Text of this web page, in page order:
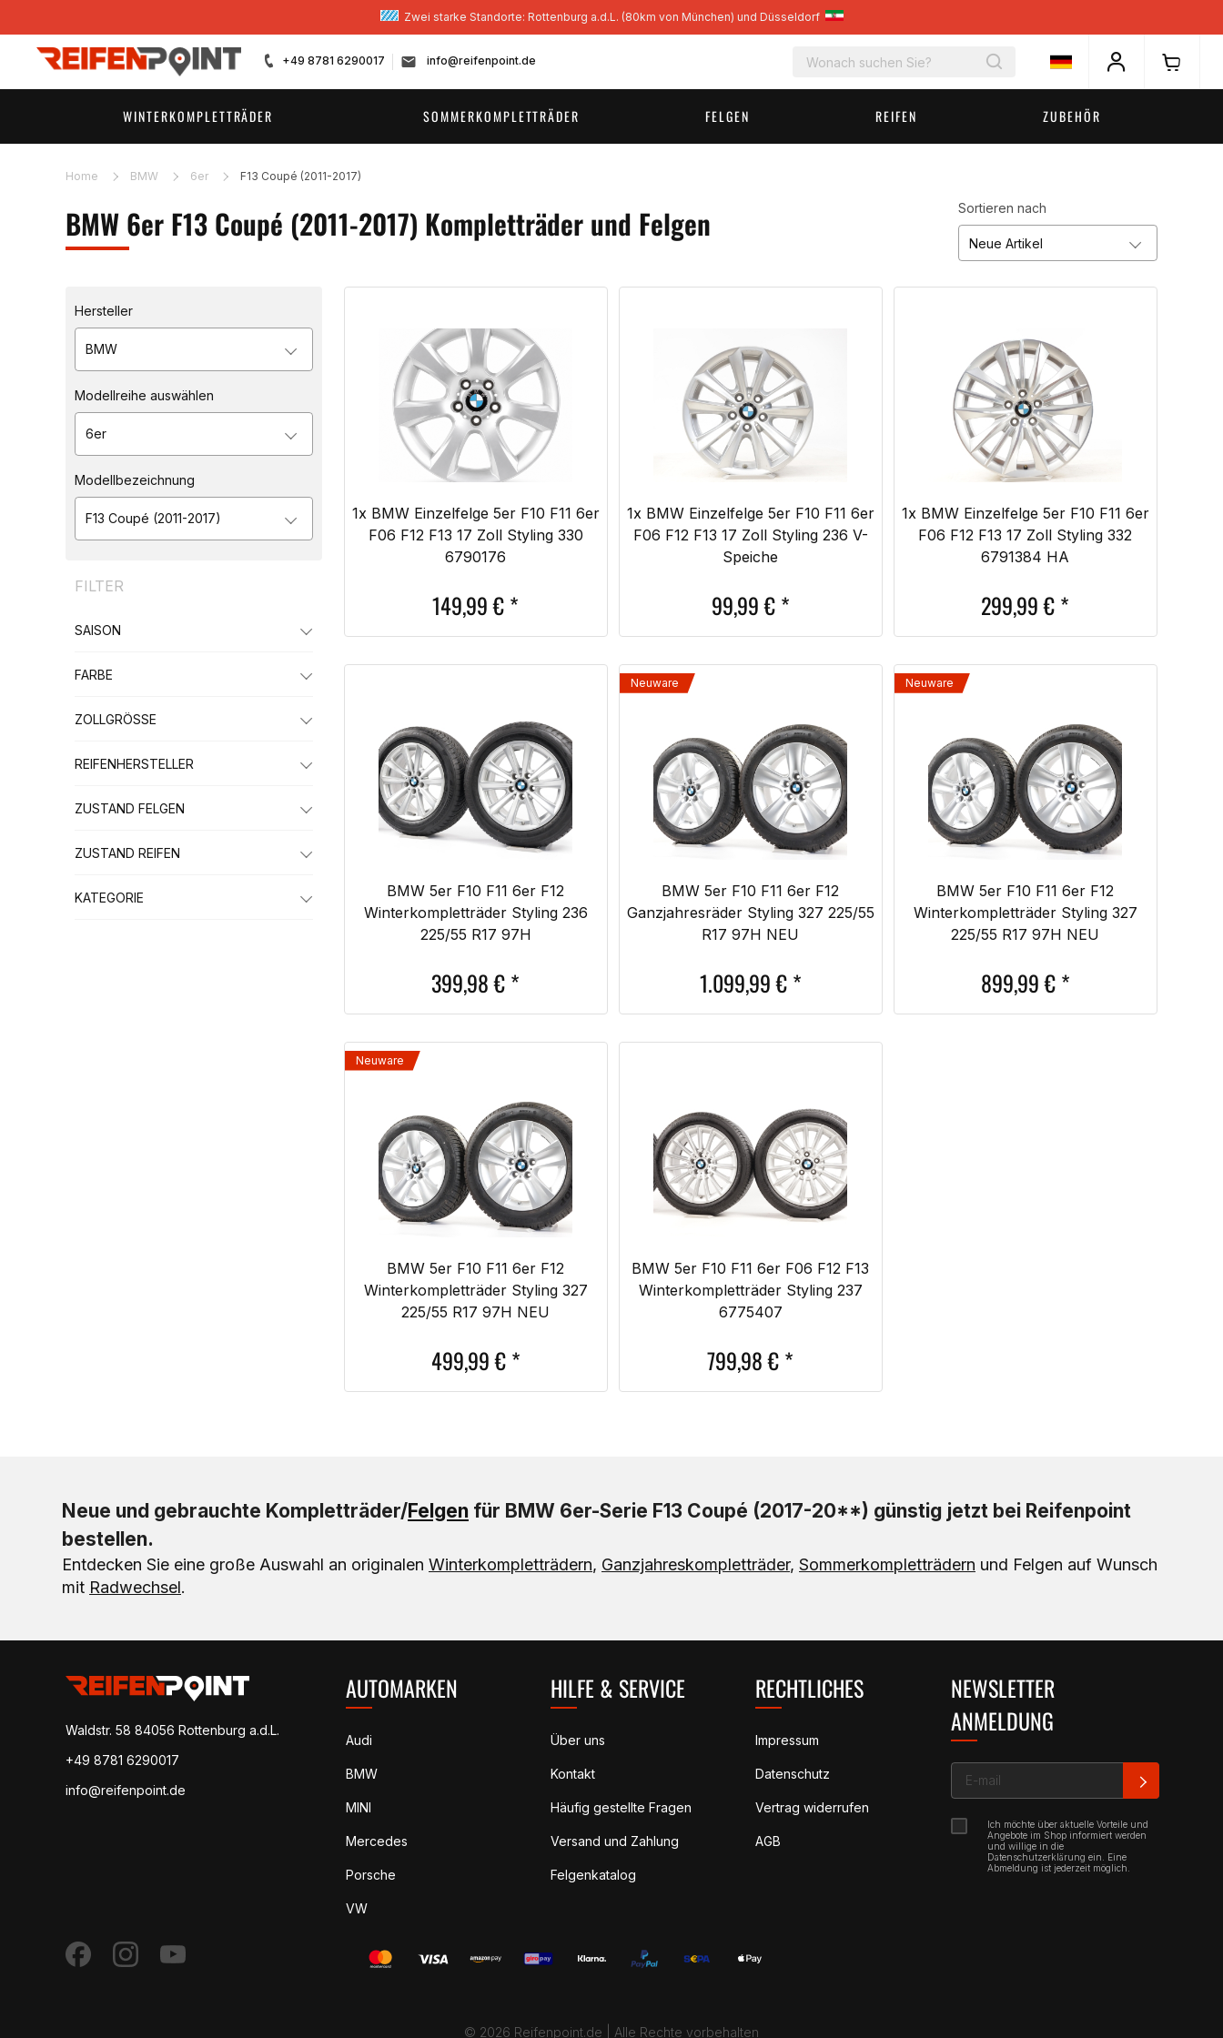
Zwei starke Standorte: Rottenburg a.d.L. (80km von München) und Düsseldorf
+49 8781 6290017 info@reifenpoint.de
WINTERKOMPLETTRÄDER SOMMERKOMPLETTRÄDER FELGEN REIFEN ZUBEHÖR
Home BMW 6er F13 Coupé (2011-2017)
BMW 6er F13 Coupé (2011-2017) Kompletträder und Felgen Sortieren nach
Neue Artikel
Hersteller
BMW
Modellreihe auswählen
6er
Modellbezeichnung
F13 Coupé (2011-2017)
FILTER
SAISON
FARBE
ZOLLGRÖSSE
REIFENHERSTELLER
ZUSTAND FELGEN
ZUSTAND REIFEN
KATEGORIE
1x BMW Einzelfelge 5er F10 F11 6er
F06 F12 F13 17 Zoll Styling 330
6790176
149,99 €*
1x BMW Einzelfelge 5er F10 F11 6er
F06 F12 F13 17 Zoll Styling 236 V-
Speiche
99,99€*
1x BMW Einzelfelge 5er F10 F11 6er
F06 F12 F13 17 Zoll Styling 332
6791384 HA
299,99 €*
BMW 5er F10 F11 6er F12
Winterkompletträder Styling 236
225/55 R17 97H
399,98 €*
Neuware
BMW 5er F10 F11 6er F12
Ganzjahresräder Styling 327 225/55
R17 97H NEU
1.099,99€*
Neuware
BMW 5er F10 F11 6er F12
Winterkompletträder Styling 327
225/55 R17 97H NEU
899,99€*
Neuware
BMW 5er F10 F11 6er F12
Winterkompletträder Styling 327
225/55 R17 97H NEU
499,99€*
BMW 5er F10 F11 6er F06 F12 F13
Winterkompletträder Styling 237
6775407
799,98 €*
Neue und gebrauchte Kompletträder/Felgen für BMW 6er-Serie F13 Coupé (2017-20**) günstig jetzt bei Reifenpoint
bestellen.
Entdecken Sie eine große Auswahl an originalen Winterkompletträdern, Ganzjahreskompletträder, Sommerkompletträdern und Felgen auf Wunsch
mit Radwechsel.
Waldstr. 58 84056 Rottenburg a.d.L.
+49 8781 6290017
info@reifenpoint.de
AUTOMARKEN
Audi
BMW
MINI
Mercedes
Porsche
VW
RECHTLICHES
Impressum
Datenschutz
Vertrag widerrufen
AGB
HILFE & SERVICE
Über uns
Kontakt
Häufig gestellte Fragen
Versand und Zahlung
Felgenkatalog
NEWSLETTER
ANMELDUNG
E-mail
Ich möchte über aktuelle Vorteile und
Angebote im Shop informiert werden
und willige in die
Datenschutzerklärung ein. Eine
Abmeldung ist jederzeit möglich.
© 2026 Reifenpoint.de | Alle Rechte vorbehalten